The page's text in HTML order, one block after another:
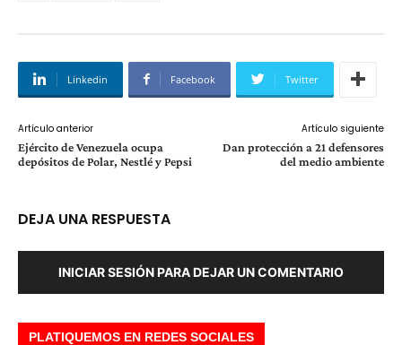
Linkedin Facebook Twitter
Artículo anterior
Ejército de Venezuela ocupa
depósitos de Polar, Nestlé y Pepsi
Artículo siguiente
Dan protección a 21 defensores
del medio ambiente
DEJA UNA RESPUESTA
INICIAR SESIÓN PARA DEJAR UN COMENTARIO
PLATIQUEMOS EN REDES SOCIALES